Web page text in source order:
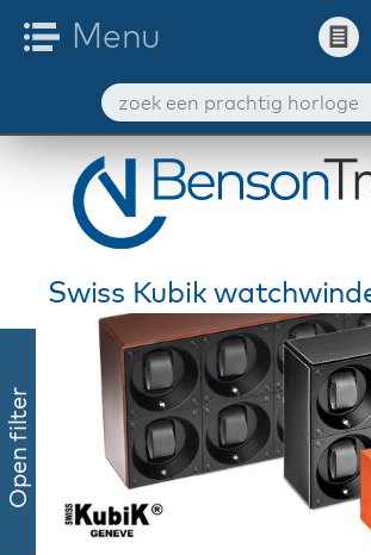
Open filter
Swiss Kubik